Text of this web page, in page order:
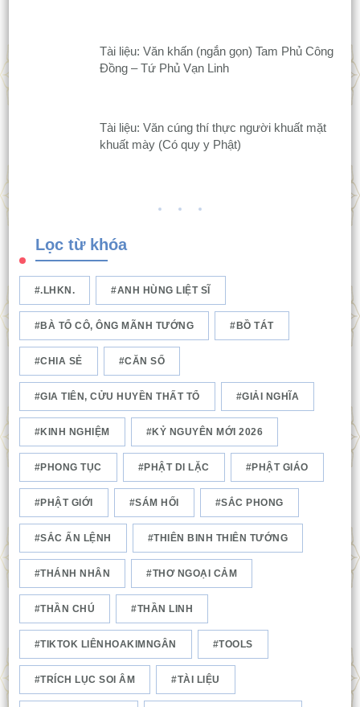
Tài liệu: Văn khấn (ngắn gọn) Tam Phủ Công
Đồng – Tứ Phủ Vạn Linh
Tài liệu: Văn cúng thí thực người khuất mặt
khuất mày (Có quy y Phật)
Lọc từ khóa
.LHKN. ANH HÙNG LIỆT SĨ
BÀ TỔ CÔ, ÔNG MÃNH TƯỚNG BỒ TÁT
CHIA SẺ CĂN SỐ
GIA TIÊN, CỬU HUYỀN THẤT TỔ GIẢI NGHĨA
KINH NGHIỆM KỶ NGUYÊN MỚI 2026
PHONG TỤC PHẬT DI LẶC PHẬT GIÁO
PHẬT GIỚI SÁM HỐI SẮC PHONG
SẮC ẤN LỆNH THIÊN BINH THIÊN TƯỚNG
THÁNH NHÂN THƠ NGOẠI CẢM
THẦN CHÚ THẦN LINH
TIKTOK LIÊNHOAKIMNGÂN TOOLS
TRÍCH LỤC SOI ÂM TÀI LIỆU